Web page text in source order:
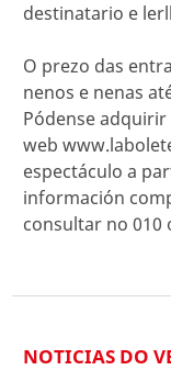
destinatario e
O prezo das
nenos e nenas
Pódense
web
espectáculo a
información
consultar no 010
NOTICIAS DO